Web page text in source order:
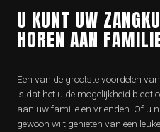
U KUNT UW
HOREN AAN
Een van de grootste voordelen
is dat het u de mogelijkheid biedt
aan uw familie en vrienden. Of u
gewoon wilt genieten van een